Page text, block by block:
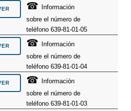
☎
Información
sobre el número de
teléfono 639-81-01-05
☎
Información
sobre el número de
teléfono 639-81-01-04
☎
Información
sobre el número de
teléfono 639-81-01-03